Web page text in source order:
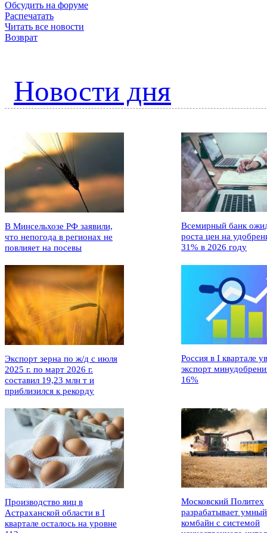
Обсудить на форуме
Распечатать
Читать все новости
Возврат
Новости дня
В Минсельхозе РФ заявили,
что непогода в регионах не
повлияет на посевы
Всемирный банк
роста цен на
31% в 2026 году
Экспорт зерна по ж/д с июля
2025 г. по март 2026 г.
составил 19,23 млн т и
приблизился к рекорду
Россия в I квартале
экспорт
16%
Производство яиц в
Астраханской области в I
квартале осталось на уровне
Московский Политех
разрабатывает умный
комбайн с системой